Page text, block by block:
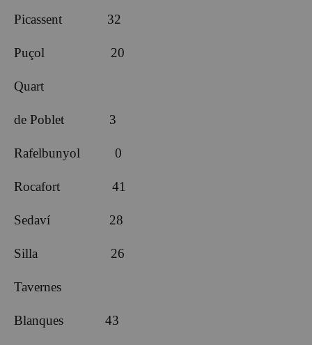
Picassent 32
Puçol 20
Quart
de Poblet 3
Rafelbunyol 0
Rocafort 41
Sedaví 28
Silla 26
Tavernes
Blanques 43